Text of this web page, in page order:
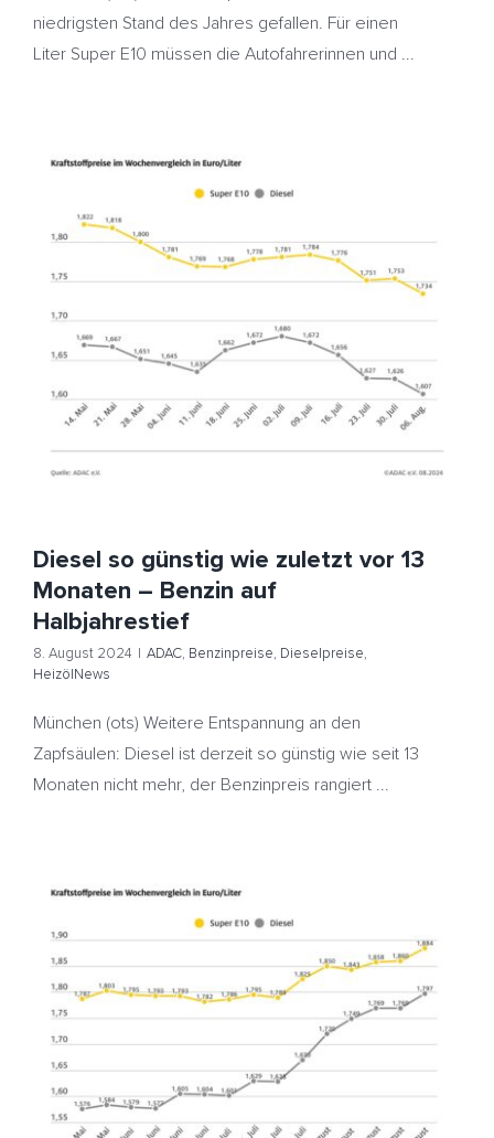
niedrigsten Stand des Jahres gefallen. Für einen
Liter Super E10 müssen die Autofahrerinnen und ...
Diesel so günstig wie zuletzt vor 13 Monaten – Benzin
auf Halbjahrestief
Benzinpreise HeizölNews
Diesel so günstig wie zuletzt vor 13
Monaten – Benzin auf
Halbjahrestief
8. August 2024 | ADAC, Benzinpreise, Dieselpreise,
HeizölNews
München (ots) Weitere Entspannung an den
Zapfsäulen: Diesel ist derzeit so günstig wie seit 13
Monaten nicht mehr, der Benzinpreis rangiert ...
Nach kurzer Pause: Spritpreise steigen wieder
deutlich – Super E10 und Diesel um mehr als zwei Cent
teurer
ADAC Benzinpreise